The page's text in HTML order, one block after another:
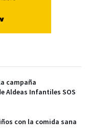
campaña
Aldeas Infantiles SOS
con la comida sana